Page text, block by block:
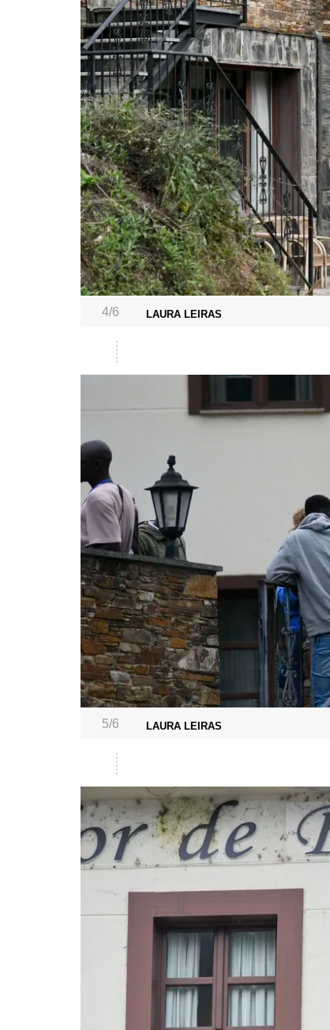
4/6 LAURA LEIRAS
5/6 LAURA LEIRAS